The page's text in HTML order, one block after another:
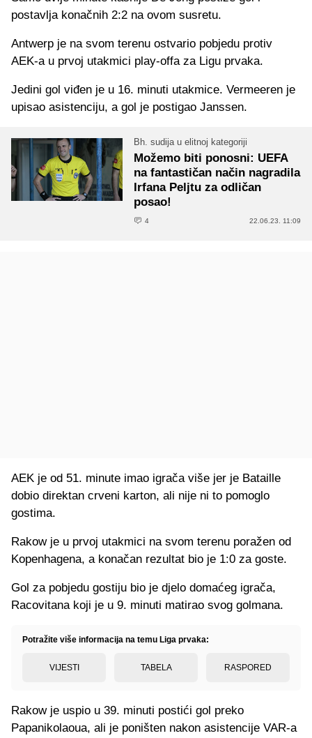
postavlja konačnih 2:2 na ovom susretu.
Antwerp je na svom terenu ostvario pobjedu protiv
AEK-a u prvoj utakmici play-offa za Ligu prvaka.
Jedini gol viđen je u 16. minuti utakmice. Vermeeren je
upisao asistenciju, a gol je postigao Janssen.
Bh. sudija u elitnoj kategoriji
Možemo biti ponosni: UEFA
na fantastičan način nagradila
Irfana Peljtu za odličan
posao!
4 22.06.23. 11:09
AEK je od 51. minute imao igrača više jer je Bataille
dobio direktan crveni karton, ali nije ni to pomoglo
gostima.
Rakow je u prvoj utakmici na svom terenu poražen od
Kopenhagena, a konačan rezultat bio je 1:0 za goste.
Gol za pobjedu gostiju bio je djelo domaćeg igrača,
Racovitana koji je u 9. minuti matirao svog golmana.
Potražite više informacija na temu Liga prvaka:
VIJESTI TABELA RASPORED
Rakow je uspio u 39. minuti postići gol preko
Papanikolaoua, ali je poništen nakon asistencije VAR-a